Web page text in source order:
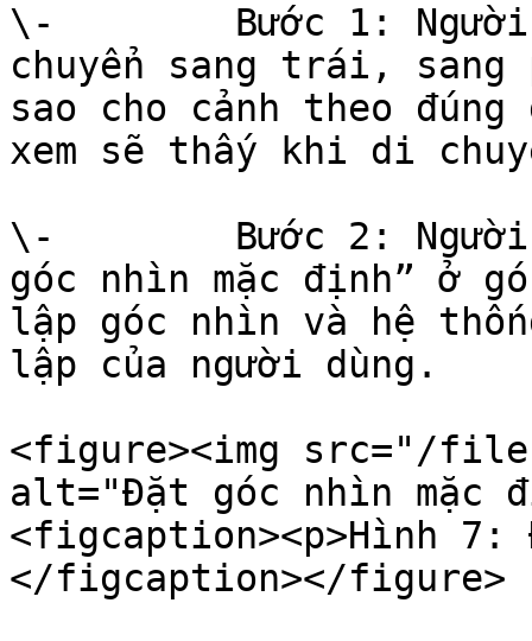
\-        Bước 1: Người
chuyển sang trái,
sao cho cảnh theo đúng
xem sẽ thấy khi di
\-        Bước 2: Người
góc nhìn mặc định” ở
lập góc nhìn và hệ
lập của người dùng.
<figure><img src="/files/
alt="Đặt góc nhìn mặc
<figcaption><p>Hình 7:
</figcaption></figure>